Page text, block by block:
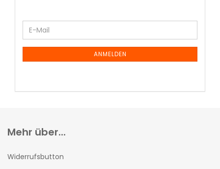
ANMELDEN
Mehr über...
Widerrufsbutton